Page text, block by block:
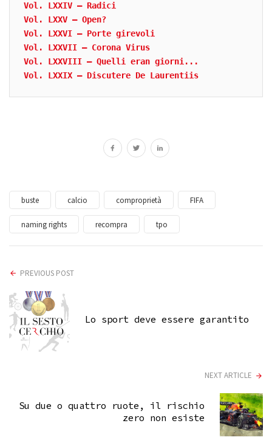
Vol. LXXIV – Radici
Vol. LXXV – Open?
Vol. LXXVI – Porte girevoli
Vol. LXXVII – Corona Virus
Vol. LXXVIII – Quelli eran giorni...
Vol. LXXIX – Discutere De Laurentiis
buste calcio comproprietà FIFA
naming rights recompra tpo
PREVIOUS POST
Lo sport deve essere garantito
NEXT ARTICLE
Su due o quattro ruote, il rischio
zero non esiste